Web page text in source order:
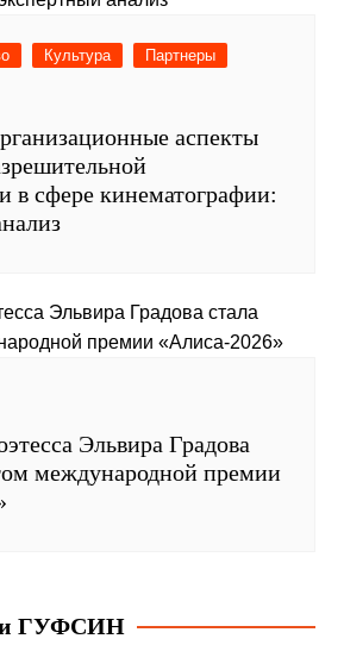
Культура
Партнеры
аспекты
в сфере кинематографии:
Эльвира Градова
международной премии
и ГУФСИН